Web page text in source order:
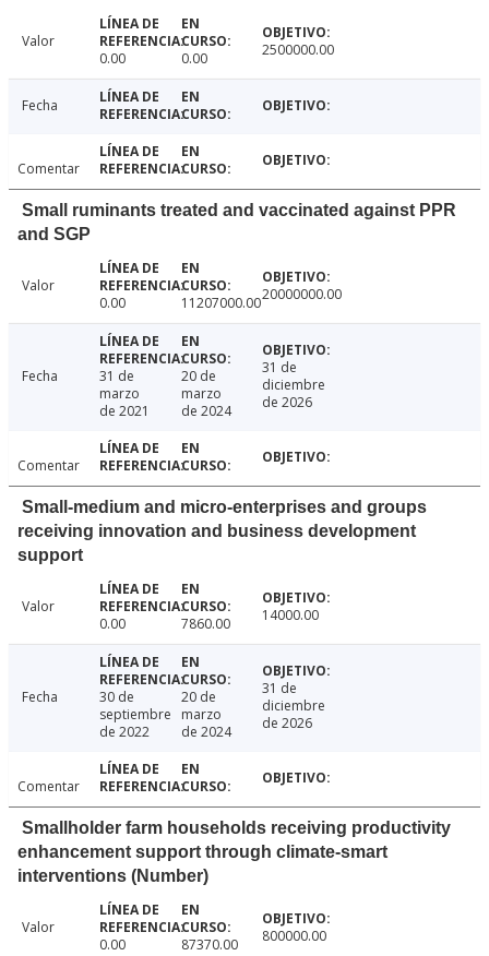
Valor
0.00
0.00 2500000.00
Fecha
Comentar
Small ruminants treated and vaccinated against PPR
and SGP
Valor
0.00
11207000.0020000000.00
Fecha
31 de
marzo
de 2021
20 de
marzo
de 2024
31 de
diciembre
de 2026
Comentar
Small-medium and micro-enterprises and groups
receiving innovation and business development
support
Valor
0.00
7860.00 14000.00
Fecha
30 de
septiembre
de 2022
20 de
marzo
de 2024
31 de
diciembre
de 2026
Comentar
Smallholder farm households receiving productivity
enhancement support through climate-smart
interventions (Number)
Valor
0.00
87370.00 800000.00